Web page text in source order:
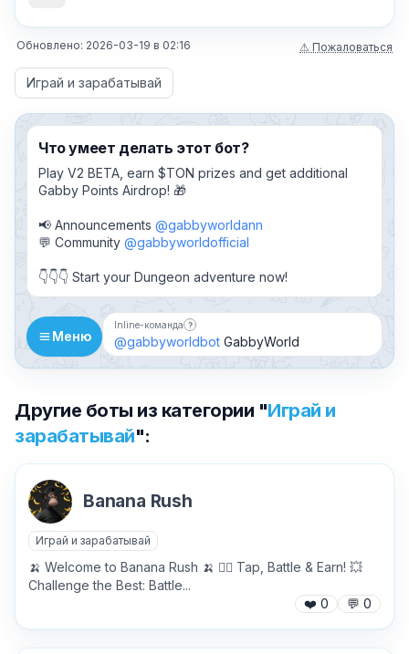
Обновлено: 2026-03-19 в 02:16 ⚠ Пожаловаться
Играй и зарабатывай
Что умеет делать этот бот?
Play V2 BETA, earn $TON prizes and get additional
Gabby Points Airdrop! 🎁
📢 Announcements @gabbyworldann
💬 Community @gabbyworldofficial
👇👇👇 Start your Dungeon adventure now!
Меню
Inline-команда ?
Бот можно добавить в чат и
@gabbyworldbot GabbyWorld
Другие боты из категории "Играй и
зарабатывай":
Banana Rush
Играй и зарабатывай
🍌 Welcome to Banana Rush 🍌 👆🏼 Tap, Battle & Earn! 💥
Challenge the Best: Battle...
❤️ 0 💬 0